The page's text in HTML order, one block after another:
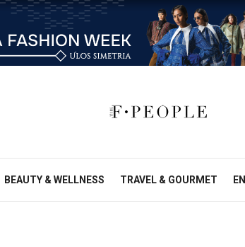
BEAUTY & WELLNESS TRAVEL & GOURMET